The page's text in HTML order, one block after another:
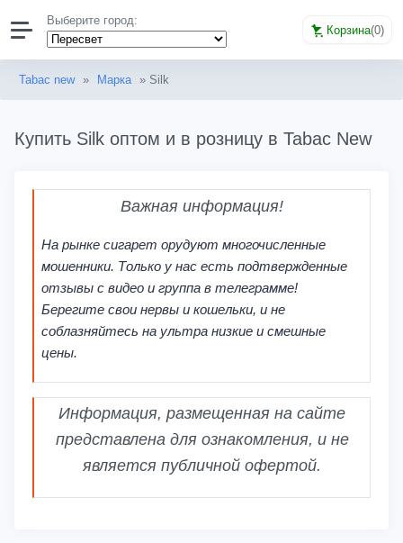
Выберите город:
Корзина(0)
Tabac new » Марка » Silk
Купить Silk оптом и в розницу в Tabac New
Важная информация!
На рынке сигарет орудуют многочисленные
мошенники. Только у нас есть подтвержденные
отзывы с видео и группа в телеграмме!
Берегите свои нервы и кошельки, и не
соблазняйтесь на ультра низкие и смешные
цены.
Информация, размещенная на сайте
представлена для ознакомления, и не
является публичной офертой.